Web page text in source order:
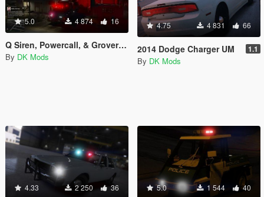
5.0 4 874 16
Q Siren, Powercall, & Grover Airhorn Sound Mod
By DK Mods
4.75 4 831 66
2014 Dodge Charger UM 1.1
By DK Mods
4.33 2 250 36 5.0 1 544 40